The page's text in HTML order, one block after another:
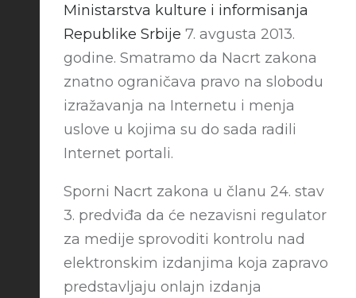
Ministarstva kulture i informisanja
Republike Srbije 7. avgusta 2013.
godine. Smatramo da Nacrt zakona
znatno ograničava pravo na slobodu
izražavanja na Internetu i menja
uslove u kojima su do sada radili
Internet portali.
Sporni Nacrt zakona u članu 24. stav
3. predviđa da će nezavisni regulator
za medije sprovoditi kontrolu nad
elektronskim izdanjima koja zapravo
predstavljaju onlajn izdanja